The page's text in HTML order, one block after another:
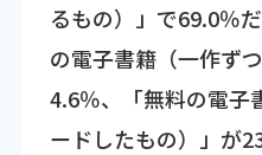
るもの）」で69.0％
の電子書籍（一作ず
4.6％、「無料の電子
ードしたもの）」が